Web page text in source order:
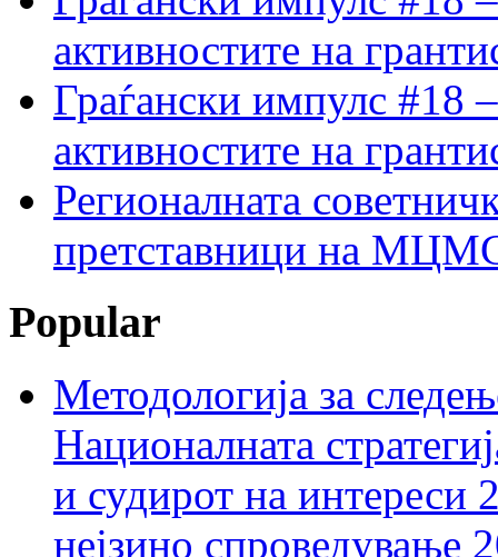
активностите на
Граѓански импулс #18
активностите на
Регионалната
претставници на МЦМС
Popular
Методологија за
Националната
и судирот на интереси
нејзино спроведување